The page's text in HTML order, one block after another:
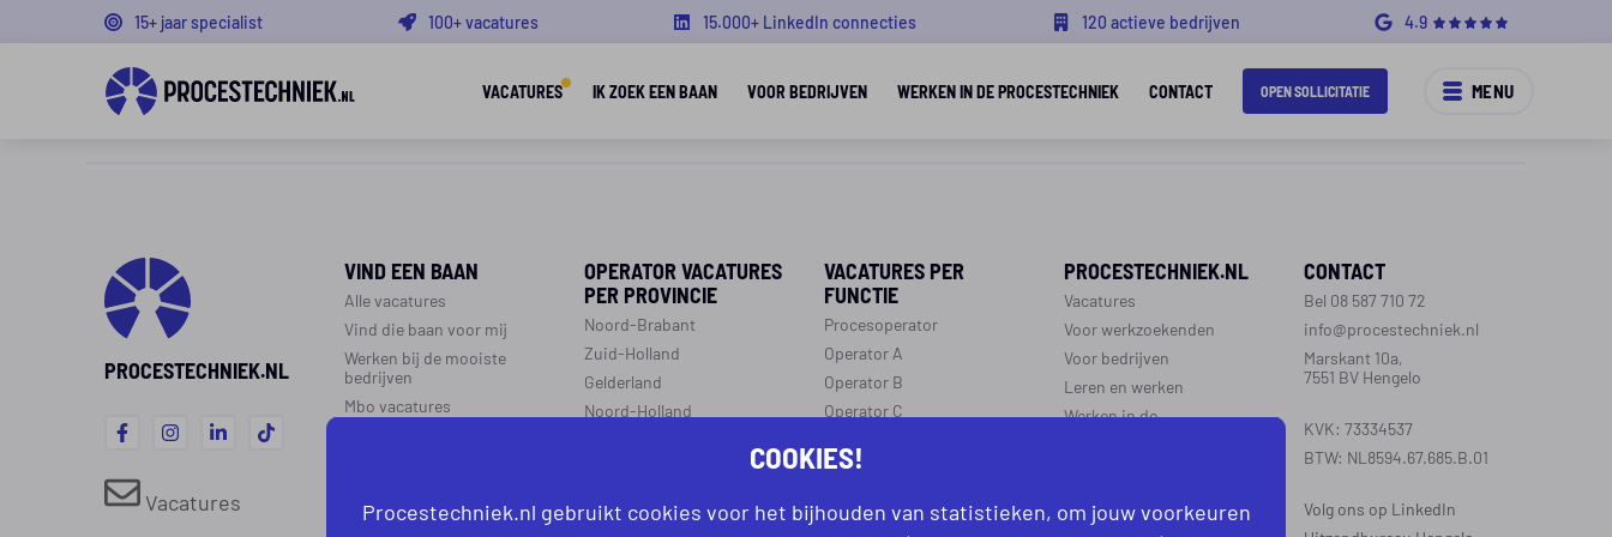
15+ jaar specialist 100+ vacatures 15.000+ LinkedIn connecties 120 actieve bedrijven 4.9
VACATURES IK ZOEK EEN BAAN VOOR BEDRIJVEN WERKEN IN DE PROCESTECHNIEK CONTACT OPEN SOLLICITATIE MENU
PROCESTECHNIEK.NL
Vacatures
VIND EEN BAAN
Alle vacatures
Vind die baan voor mij
Werken bij de mooiste
bedrijven
Mbo vacatures
Over de procestechniek
OPERATOR VACATURES
PER PROVINCIE
Noord-Brabant
Zuid-Holland
Gelderland
Noord-Holland
Limburg
VACATURES PER
FUNCTIE
Procesoperator
Operator A
Operator B
Operator C
Monteur
PROCESTECHNIEK.NL
Vacatures
Voor werkzoekenden
Voor bedrijven
Leren en werken
Werken in de
Jaarinformatie
CONTACT
Bel 08 587 710 72
info@procestechniek.nl
Marskant 10a,
7551 BV Hengelo
KVK: 73334537
BTW: NL8594.67.685.B.01
Volg ons op LinkedIn
COOKIES!
Procestechniek.nl gebruikt cookies voor het bijhouden van statistieken, om jouw voorkeuren